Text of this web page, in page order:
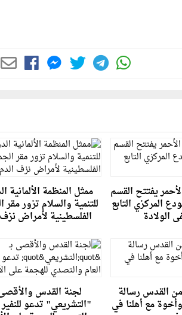
يفتتح القسم
المركزي التابع
الولادة
ممثل المنظمة الألمانية
للتنمية والسلام تزور مقر
الفلسطينية لأمراض
القدس رسالة
مع أهلنا في
لجنة القدس
"التشريعي" تدعو للنفير